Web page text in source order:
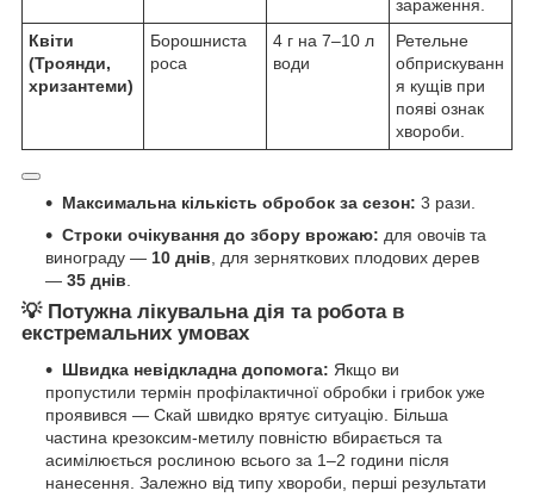
зараження.
Квіти
(Троянди,
хризантеми)
Борошниста
роса
4 г на 7–10 л
води
Ретельне
обприскуванн
я кущів при
появі ознак
хвороби.
Максимальна кількість обробок за сезон: 3 рази.
Строки очікування до збору врожаю: для овочів та
винограду — 10 днів , для зерняткових плодових дерев
— 35 днів
💡 Потужна лікувальна дія та робота в
екстремальних умовах
Швидка невідкладна допомога: Якщо ви
пропустили термін профілактичної обробки і грибок уже
проявився — Скай швидко врятує ситуацію. Більша
частина крезоксим-метилу повністю вбирається та
асимілюється рослиною всього за 1–2 години після
нанесення. Залежно від типу хвороби, перші результати